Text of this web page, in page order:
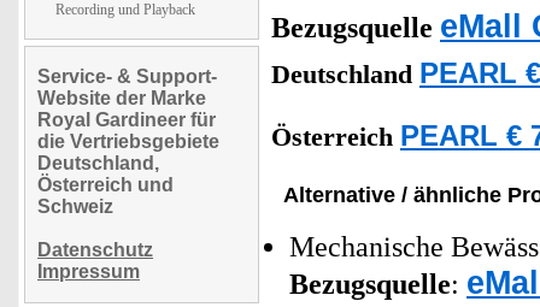
Recording und Playback
Service- & Support-
Website der Marke
Royal Gardineer für
die Vertriebsgebiete
Deutschland,
Österreich und
Schweiz
Datenschutz
Impressum
Bezugsquelle eMall
Deutschland PEARL
Österreich PEARL €
Alternative / ähnliche
Mechanische
Bezugsquelle: